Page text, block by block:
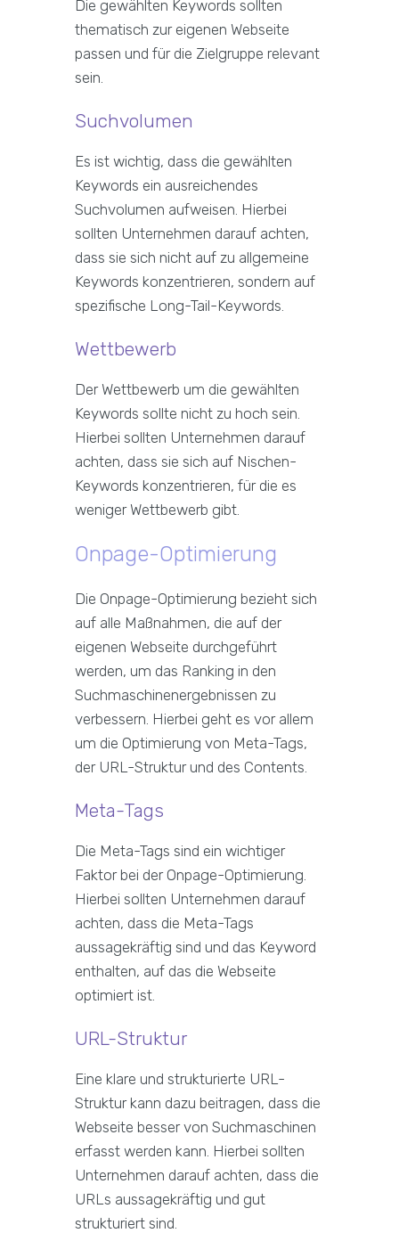
Die gewählten Keywords sollten
thematisch zur eigenen Webseite
passen und für die Zielgruppe relevant
sein.
Suchvolumen
Es ist wichtig, dass die gewählten
Keywords ein ausreichendes
Suchvolumen aufweisen. Hierbei
sollten Unternehmen darauf achten,
dass sie sich nicht auf zu allgemeine
Keywords konzentrieren, sondern auf
spezifische Long-Tail-Keywords.
Wettbewerb
Der Wettbewerb um die gewählten
Keywords sollte nicht zu hoch sein.
Hierbei sollten Unternehmen darauf
achten, dass sie sich auf Nischen-
Keywords konzentrieren, für die es
weniger Wettbewerb gibt.
Onpage-Optimierung
Die Onpage-Optimierung bezieht sich
auf alle Maßnahmen, die auf der
eigenen Webseite durchgeführt
werden, um das Ranking in den
Suchmaschinenergebnissen zu
verbessern. Hierbei geht es vor allem
um die Optimierung von Meta-Tags,
der URL-Struktur und des Contents.
Meta-Tags
Die Meta-Tags sind ein wichtiger
Faktor bei der Onpage-Optimierung.
Hierbei sollten Unternehmen darauf
achten, dass die Meta-Tags
aussagekräftig sind und das Keyword
enthalten, auf das die Webseite
optimiert ist.
URL-Struktur
Eine klare und strukturierte URL-
Struktur kann dazu beitragen, dass die
Webseite besser von Suchmaschinen
erfasst werden kann. Hierbei sollten
Unternehmen darauf achten, dass die
URLs aussagekräftig und gut
strukturiert sind.